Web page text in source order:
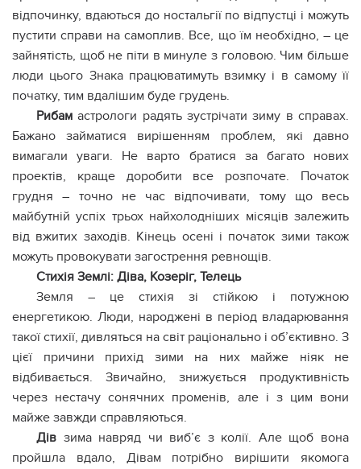
відпочинку, вдаються до ностальгії по відпустці і можуть
пустити справи на самоплив. Все, що їм необхідно, – це
зайнятість, щоб не піти в минуле з головою. Чим більше
люди цього Знака працюватимуть взимку і в самому її
початку, тим вдалішим буде грудень.
Рибам астрологи радять зустрічати зиму в справах.
Бажано займатися вирішенням проблем, які давно
вимагали уваги. Не варто братися за багато нових
проектів, краще доробити все розпочате. Початок
грудня – точно не час відпочивати, тому що весь
майбутній успіх трьох найхолодніших місяців залежить
від вжитих заходів. Кінець осені і початок зими також
можуть провокувати загострення ревнощів.
Стихія Землі: Діва, Козеріг, Телець
Земля – ​​це стихія зі стійкою і потужною
енергетикою. Люди, народжені в період владарювання
такої стихії, дивляться на світ раціонально і об’єктивно. З
цієї причини прихід зими на них майже ніяк не
відбивається. Звичайно, знижується продуктивність
через нестачу сонячних променів, але і з цим вони
майже завжди справляються.
Дів зима навряд чи виб’є з колії. Але щоб вона
пройшла вдало, Дівам потрібно вирішити якомога